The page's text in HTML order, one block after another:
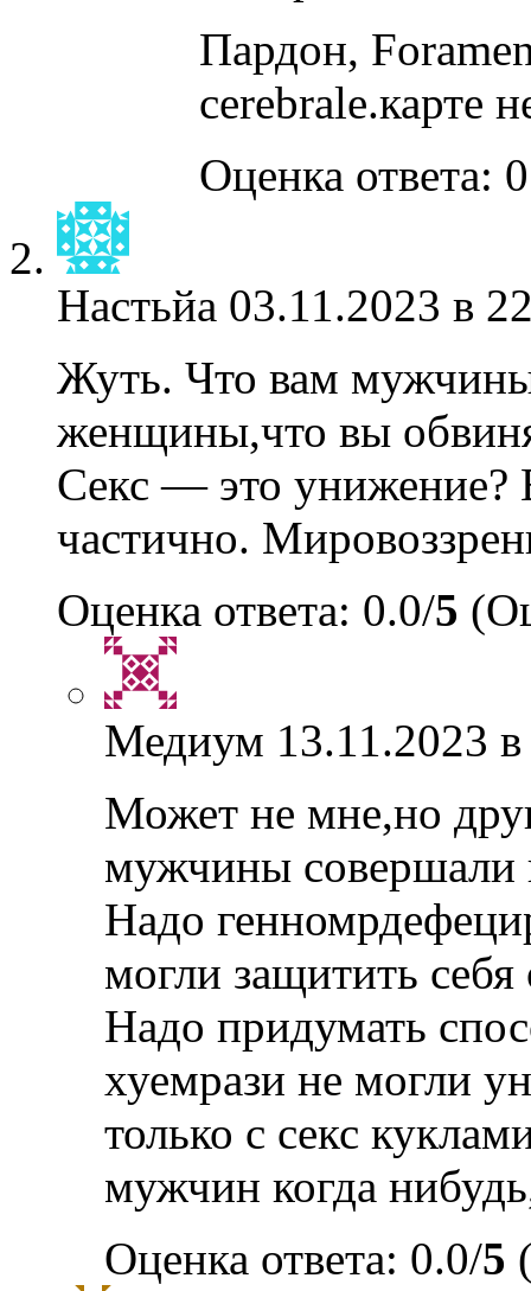
Пардон,
cerebrale.карте
Оценка ответа:
Настьйа 03.11.2023 в
Жуть. Что вам мужчины
женщины,что вы
Секс — это унижение?
частично.
Оценка ответа: 0.0/5
Медиум 13.11.2023
Может не мне,но
мужчины совершали
Надо
могли защитить себя
Надо придумать
хуемрази не могли
только с секс
мужчин когда
Оценка ответа: 0.0/5